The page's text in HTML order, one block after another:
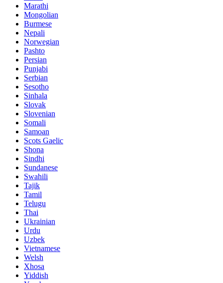
Marathi
Mongolian
Burmese
Nepali
Norwegian
Pashto
Persian
Punjabi
Serbian
Sesotho
Sinhala
Slovak
Slovenian
Somali
Samoan
Scots Gaelic
Shona
Sindhi
Sundanese
Swahili
Tajik
Tamil
Telugu
Thai
Ukrainian
Urdu
Uzbek
Vietnamese
Welsh
Xhosa
Yiddish